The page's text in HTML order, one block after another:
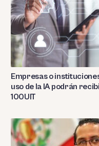
Empresas o
uso de la IA podrán
100UIT